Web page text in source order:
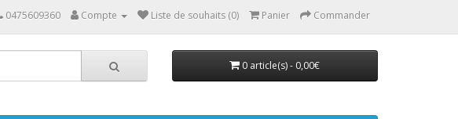
0475609360 Compte Liste de souhaits (0) Panier Commander
0 article(s) - 0,00€